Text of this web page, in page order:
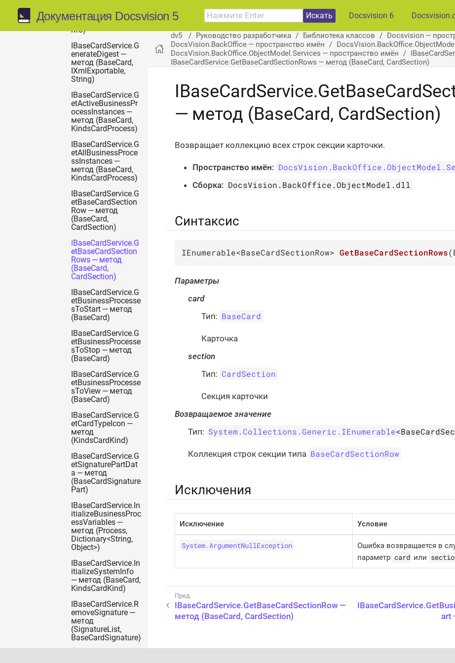
Документация Docsvision 5 Искать Docsvision 6
(Guid,
SearchParametersI
nfo)
IBaseCardService.G
enerateDigest —
метод (BaseCard,
IXmlExportable,
String)
IBaseCardService.G
etActiveBusinessPr
ocessInstances —
метод (BaseCard,
KindsCardProcess)
IBaseCardService.G
etAllBusinessProce
ssInstances —
метод (BaseCard,
KindsCardProcess)
IBaseCardService.G
etBaseCardSection
Row — метод
(BaseCard,
CardSection)
IBaseCardService.G
etBaseCardSection
Rows — метод
(BaseCard,
CardSection)
IBaseCardService.G
etBusinessProcesse
sToStart — метод
(BaseCard)
IBaseCardService.G
etBusinessProcesse
sToStop — метод
(BaseCard)
IBaseCardService.G
etBusinessProcesse
sToView — метод
(BaseCard)
IBaseCardService.G
etCardTypeIcon —
метод
(KindsCardKind)
IBaseCardService.G
etSignaturePartDat
a — метод
(BaseCardSignature
Part)
IBaseCardService.In
itializeBusinessProc
essVariables —
метод (Process,
Dictionary<String,
Object>)
IBaseCardService.In
itializeSystemInfo
— метод (BaseCard,
KindsCardKind)
IBaseCardService.R
emoveSignature —
метод
(SignatureList,
BaseCardSignature)
dv5 Руководство разработчика Библиотека классов
Docsvision —
DocsVision.BackOffice — пространство имён
DocsVision.BackOffice.ObjectModel.Services — пространство имён
IBaseCardService.GetBaseCardSectionRows — метод (BaseCard, CardSection)
— метод (BaseCard, CardSection)
Возвращает коллекцию всех строк секции карточки.
Пространство имён:
Сборка: DocsVision.BackOffice.ObjectModel.dll
Синтаксис
IEnumerable<BaseCardSectionRow> GetBaseCardSectionRows(
Параметры
card
Тип: BaseCard
Карточка
section
Тип: CardSection
Секция карточки
Возвращаемое значение
Тип: System.Collections.Generic.IEnumerable
Коллекция строк секции типа BaseCardSectionRow
Исключения
Исключение Условие
System.ArgumentNullException
Ошибка возвращается в
параметр card или
IBaseCardService.GetBaseCardSectionRow —
метод (BaseCard, CardSection)
art